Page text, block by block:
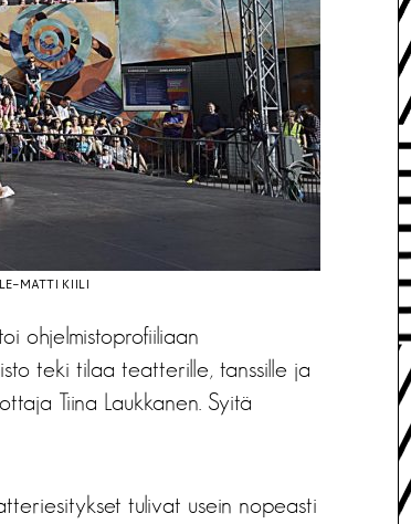
MATTI KIILI
ohjelmistoprofiiliaan
teki tilaa teatterille, tanssille ja
Tiina Laukkanen. Syitä
tulivat usein nopeasti